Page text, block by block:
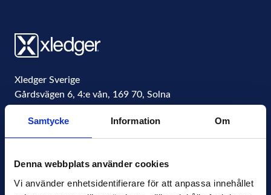
Samtycke Information Om
Denna webbplats använder cookies
Vi använder enhetsidentifierare för att anpassa innehållet
Xledger Sverige
Gårdsvägen 6, 4:e vån, 169 70, Solna
Sweden
info@xledger.se